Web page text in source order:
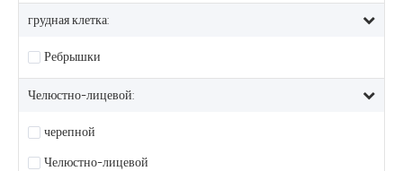
грудная клетка:
Ребрышки
Челюстно-лицевой:
черепной
Челюстно-лицевой